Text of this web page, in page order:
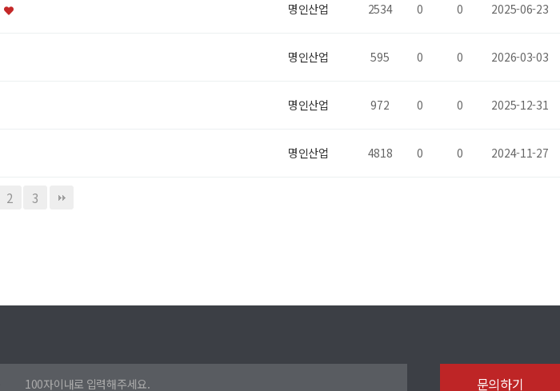
명인산업 2534 0 0 2025-06-23
명인산업 595 0 0 2026-03-03
명인산업 972 0 0 2025-12-31
명인산업 4818 0 0 2024-11-27
2 3